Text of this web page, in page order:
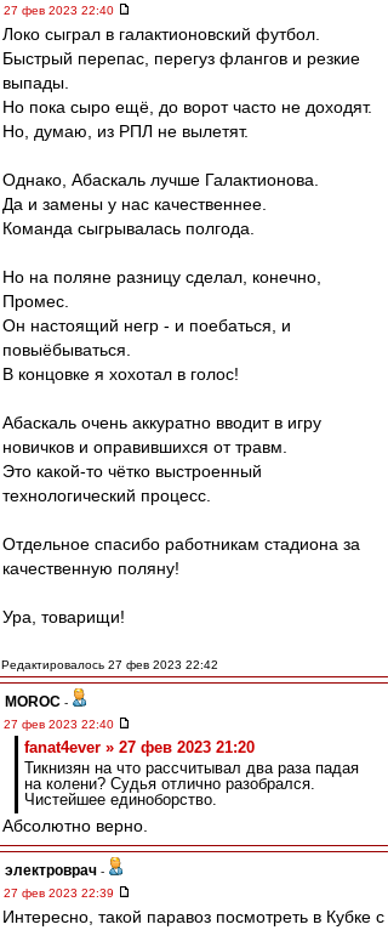
27 фев 2023 22:40
Локо сыграл в галактионовский футбол.
Быстрый перепас, перегуз флангов и резкие
выпады.
Но пока сыро ещё, до ворот часто не доходят.
Но, думаю, из РПЛ не вылетят.
Однако, Абаскаль лучше Галактионова.
Да и замены у нас качественнее.
Команда сыгрывалась полгода.
Но на поляне разницу сделал, конечно,
Промес.
Он настоящий негр - и поебаться, и
повыёбываться.
В концовке я хохотал в голос!
Абаскаль очень аккуратно вводит в игру
новичков и оправившихся от травм.
Это какой-то чётко выстроенный
технологический процесс.
Отдельное спасибо работникам стадиона за
качественную поляну!
Ура, товарищи!
Редактировалось 27 фев 2023 22:42
MOROC -
27 фев 2023 22:40
fanat4ever » 27 фев 2023 21:20
Тикнизян на что рассчитывал два раза падая
на колени? Судья отлично разобрался.
Чистейшее единоборство.
Абсолютно верно.
электроврач -
27 фев 2023 22:39
Интересно, такой паравоз посмотреть в Кубке с